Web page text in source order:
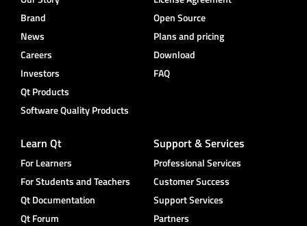
Brand
News
Careers
Investors
Qt Products
Software Quality Products
Open Source
Plans and pricing
Download
FAQ
Learn Qt
For Learners
For Students and Teachers
Qt Documentation
Qt Forum
Support & Services
Professional Services
Customer Success
Support Services
Partners